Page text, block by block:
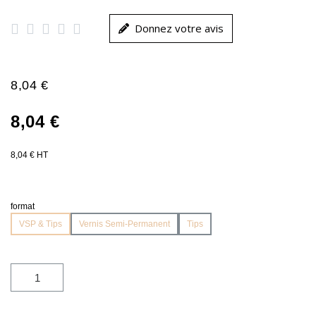
     Donnez votre avis
8,04 €
8,04 €
8,04 € HT
format
VSP & Tips
Vernis Semi-Permanent Tips